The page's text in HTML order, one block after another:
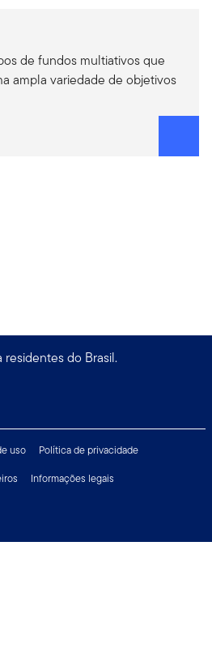
de fundos multiativos que
ampla variedade de objetivos
residentes do Brasil.
uso
Política de privacidade
Informações legais